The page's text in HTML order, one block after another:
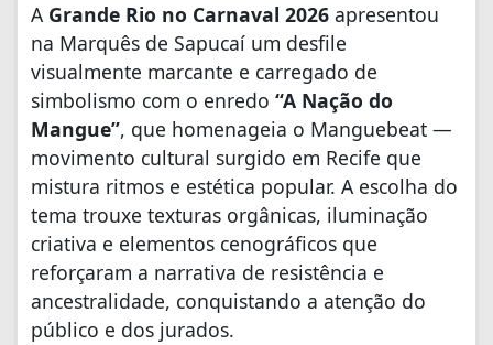
A Grande Rio no Carnaval 2026 apresentou
na Marquês de Sapucaí um desfile
visualmente marcante e carregado de
simbolismo com o enredo “A Nação do
Mangue”, que homenageia o Manguebeat —
movimento cultural surgido em Recife que
mistura ritmos e estética popular. A escolha do
tema trouxe texturas orgânicas, iluminação
criativa e elementos cenográficos que
reforçaram a narrativa de resistência e
ancestralidade, conquistando a atenção do
público e dos jurados.